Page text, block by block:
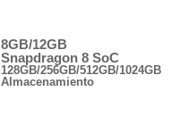
8GB/12GB
Snapdragon 8 SoC
128GB/256GB/512GB/1024GB
Almacenamiento